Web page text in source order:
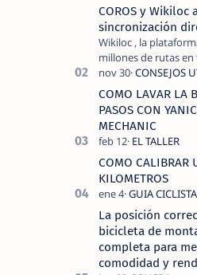
COROS y Wikiloc
sincronización
Wikiloc , la
millones de rutas
COROS , marca de
reconocida
tecnolo…
COMO LAVAR LA
PASOS CON
MECHANIC
COMO CALIBRAR
KILOMETROS
La posición
bicicleta de
completa para
comodidad y